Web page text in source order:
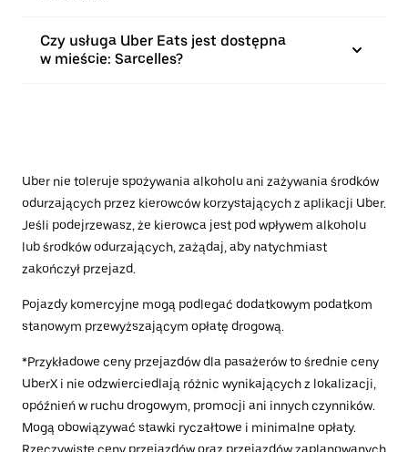
Czy usługa Uber Eats jest dostępna
w mieście: Sarcelles?
Uber nie toleruje spożywania alkoholu ani zażywania środków
odurzających przez kierowców korzystających z aplikacji Uber.
Jeśli podejrzewasz, że kierowca jest pod wpływem alkoholu
lub środków odurzających, zażądaj, aby natychmiast
zakończył przejazd.
Pojazdy komercyjne mogą podlegać dodatkowym podatkom
stanowym przewyższającym opłatę drogową.
*Przykładowe ceny przejazdów dla pasażerów to średnie ceny
UberX i nie odzwierciedlają różnic wynikających z lokalizacji,
opóźnień w ruchu drogowym, promocji ani innych czynników.
Mogą obowiązywać stawki ryczałtowe i minimalne opłaty.